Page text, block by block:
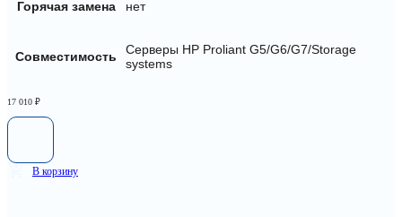
Горячая замена нет
Совместимость
Серверы HP Proliant G5/G6/G7/Storage
systems
17 010 ₽
В корзину